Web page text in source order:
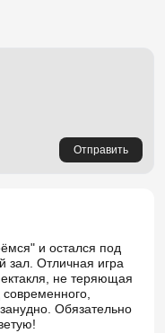
Отправить
и остался под
зал. Отличная игра
не теряющая
Обязательно